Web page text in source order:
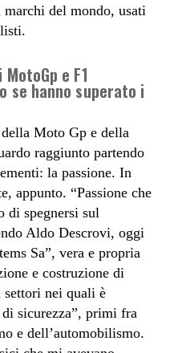
del mondo, usati
e F1
se hanno superato i
Moto Gp e della
raggiunto partendo
la passione. In
appunto. “Passione che
di spegnersi sul
Aldo Descrovi, oggi
Sa”, vera e propria
e costruzione di
nei quali è
sicurezza”, primi fra
e dell’automobilismo.